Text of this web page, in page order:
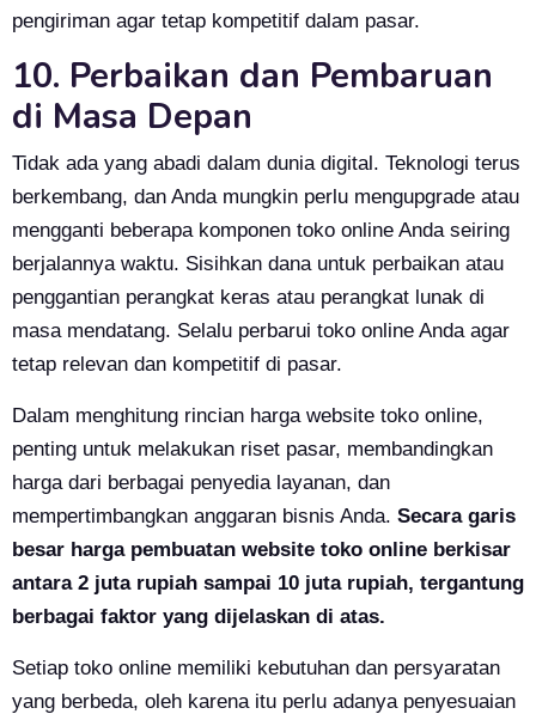
pengiriman agar tetap kompetitif dalam pasar.
10. Perbaikan dan Pembaruan
di Masa Depan
Tidak ada yang abadi dalam dunia digital. Teknologi terus
berkembang, dan Anda mungkin perlu mengupgrade atau
mengganti beberapa komponen toko online Anda seiring
berjalannya waktu. Sisihkan dana untuk perbaikan atau
penggantian perangkat keras atau perangkat lunak di
masa mendatang. Selalu perbarui toko online Anda agar
tetap relevan dan kompetitif di pasar.
Dalam menghitung rincian harga website toko online,
penting untuk melakukan riset pasar, membandingkan
harga dari berbagai penyedia layanan, dan
mempertimbangkan anggaran bisnis Anda. Secara garis
besar harga pembuatan website toko online berkisar
antara 2 juta rupiah sampai 10 juta rupiah, tergantung
berbagai faktor yang dijelaskan di atas.
Setiap toko online memiliki kebutuhan dan persyaratan
yang berbeda, oleh karena itu perlu adanya penyesuaian